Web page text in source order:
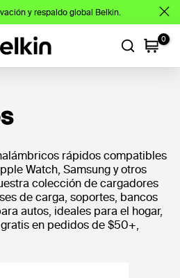
y respaldo global Belkin.
0
rápidos compatibles
Watch, Samsung y otros
colección de cargadores
de carga, soportes, bancos
autos, ideales para el hogar,
en pedidos de $50+,